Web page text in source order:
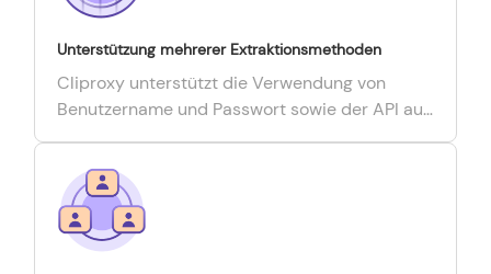
Unterstützung mehrerer Extraktionsmethoden
Cliproxy unterstützt die Verwendung von
Benutzername und Passwort sowie der API auf